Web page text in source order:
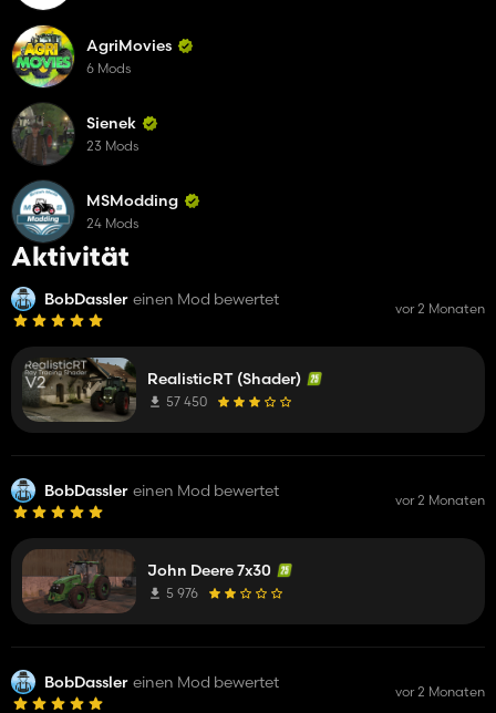
Aktivität
BobDassler einen Mod bewertet vor 2 Monaten
RealisticRT (Shader)
57 450
BobDassler einen Mod bewertet vor 2 Monaten
John Deere 7x30
5 976
BobDassler einen Mod bewertet vor 2 Monaten
AgriMovies
6 Mods
Sienek
23 Mods
MSModding
24 Mods